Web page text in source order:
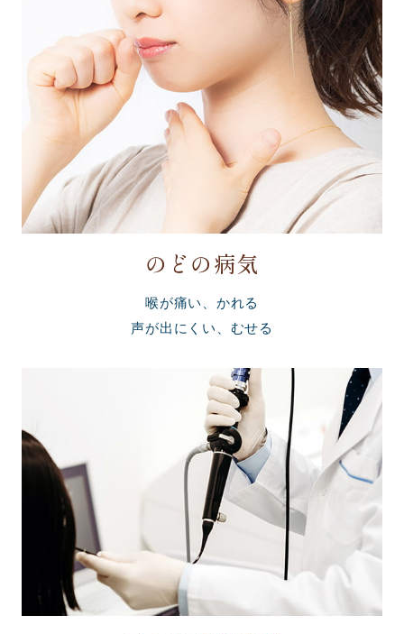
のどの病気
喉が痛い、かれる
声が出にくい、むせる